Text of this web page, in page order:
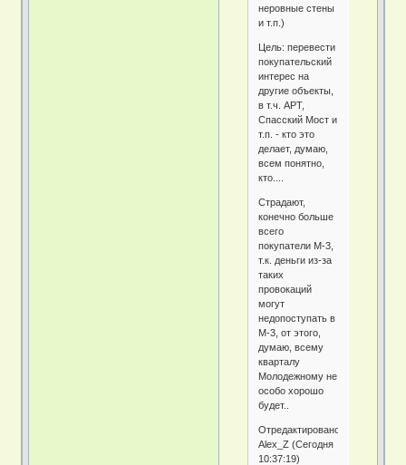
неровные стены
и т.п.)
Цель: перевести
покупательский
интерес на
другие объекты,
в т.ч. АРТ,
Спасский Мост и
т.п. - кто это
делает, думаю,
всем понятно,
кто....
Страдают,
конечно больше
всего
покупатели М-3,
т.к. деньги из-за
таких
провокаций
могут
недопоступать в
М-3, от этого,
думаю, всему
кварталу
Молодежному не
особо хорошо
будет..
Отредактировано
Alex_Z (Сегодня
10:37:19)